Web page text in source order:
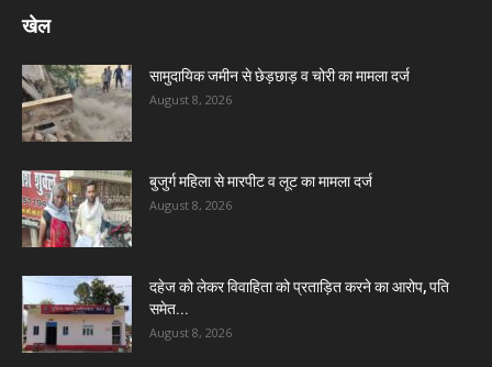
खेल
सामुदायिक जमीन से छेड़छाड़ व चोरी का मामला दर्ज
August 8, 2026
बुजुर्ग महिला से मारपीट व लूट का मामला दर्ज
August 8, 2026
दहेज को लेकर विवाहिता को प्रताड़ित करने का आरोप, पति
समेत...
August 8, 2026